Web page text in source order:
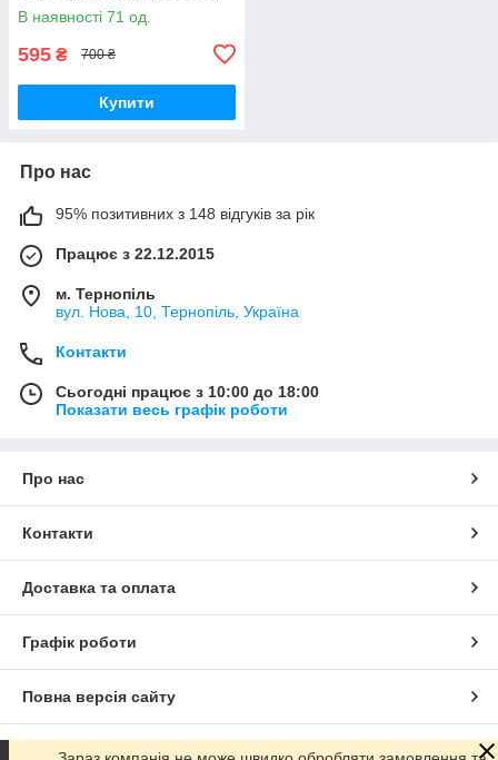
В наявності 71 од.
595 ₴ 700 ₴
Купити
Про нас
95% позитивних з 148 відгуків за рік
Працює з 22.12.2015
м. Тернопіль
вул. Нова, 10, Тернопіль, Україна
Контакти
Сьогодні працює з 10:00 до 18:00
Показати весь графік роботи
Про нас
Контакти
Доставка та оплата
Графік роботи
Повна версія сайту
Сайт створено на маркетплейсі Prom.ua